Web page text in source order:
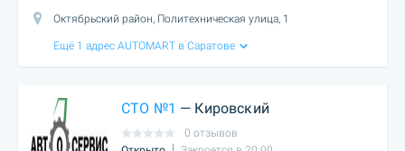
Октябрьский район, Политехническая улица, 1
Ещё 1 адрес AUTOMART в Саратове
СТО №1 — Кировский
0 отзывов